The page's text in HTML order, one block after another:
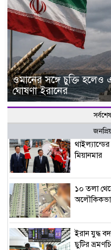
ওমানের সঙ্গে চুক্তি
ঘোষণা ইরানের
মিয়ানমার
১০ তলা
ইরান যুদ্ধ
ছুটির